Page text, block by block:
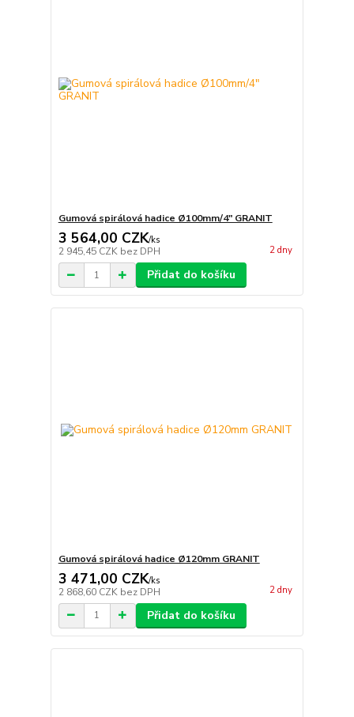
Gumová spirálová hadice Ø100mm/4" GRANIT
3 564,00 CZK/ks
2 945,45 CZK bez DPH 2 dny
Přidat do košíku
Gumová spirálová hadice Ø120mm GRANIT
3 471,00 CZK/ks
2 868,60 CZK bez DPH 2 dny
Přidat do košíku